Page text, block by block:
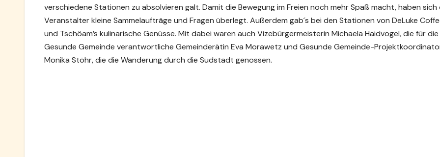
verschiedene Stationen zu absolvieren galt. Damit die Bewegung im Freien noch mehr Spaß macht, haben sich
Veranstalter kleine Sammelaufträge und Fragen überlegt. Außerdem gab´s bei den Stationen von DeLuke
und Tschöam’s kulinarische Genüsse. Mit dabei waren auch Vizebürgermeisterin Michaela Haidvogel, die für die
Gesunde Gemeinde verantwortliche Gemeinderätin Eva Morawetz und Gesunde Gemeinde-
Monika Stöhr, die die Wanderung durch die Südstadt genossen.